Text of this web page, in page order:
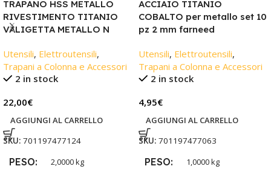
TRAPANO HSS METALLO
RIVESTIMENTO TITANIO
VALIGETTA METALLO N
Utensili, Elettroutensili,
Trapani a Colonna e Accessori
2 in stock
22,00€
AGGIUNGI AL CARRELLO
SKU: 701197477124
PESO 2,0000 kg
ACCIAIO TITANIO
COBALTO per metallo set 10
pz 2 mm farneed
Utensili, Elettroutensili,
Trapani a Colonna e Accessori
2 in stock
4,95€
AGGIUNGI AL CARRELLO
SKU: 701197477063
PESO 1,0000 kg